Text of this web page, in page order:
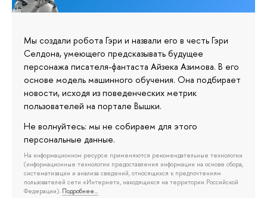
Мы создали робота Гэри и назвали его в честь Гэри
Селдона, умеющего предсказывать будущее
персонажа писателя-фантаста Айзека Азимова. В его
основе модель машинного обучения. Она подбирает
новости, исходя из поведенческих метрик
пользователей на портале Вышки.
Не волнуйтесь: мы не собираем для этого
персональные данные.
На информационном ресурсе применяются рекомендательные технологии
(информационные технологии предоставления информации на основе сбора,
систематизации и анализа сведений, относящихся к предпочтениям
пользователей сети «Интернет», находящихся на территории Российской
Федерации). Подробнее…